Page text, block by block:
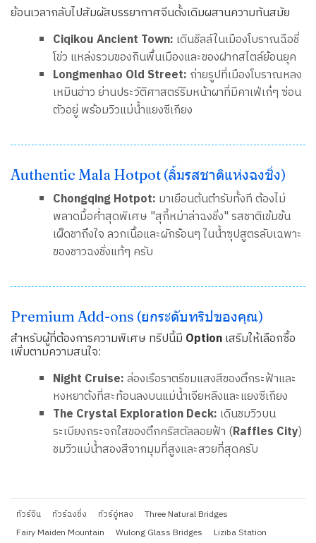
ย้อนเวลากลับไปสัมผัสบรรยากาศจีนดั้งเดิมผสานความทันสมัย
Ciqikou Ancient Town: เดินชิลล์ในเมืองโบราณฉือชี่
โข่ว แหล่งรวมของกินพื้นเมืองและของฝากสไตล์ย้อนยุค
Longmenhao Old Street: ถ่ายรูปที่เมืองโบราณหลง
เหมินฮ่าว ย่านประวัติศาสตร์ริมหน้าผาที่มีคาเฟ่เก๋ๆ ซ่อน
ตัวอยู่ พร้อมวิวแม่น้ำแยงซีเกียง
Authentic Mala Hotpot (ลิ้มรสชาติแห่งฉงชิ่ง)
Chongqing Hotpot: มาเยือนต้นตำรับทั้งที ต้องไม่
พลาดมื้อค่ำสุดพิเศษ "สุกี้หม่าล่าฉงชิ่ง" รสชาติเข้มข้น
เผ็ดชาถึงใจ ลวกเนื้อและผักร้อนๆ ในน้ำซุปสูตรลับเฉพาะ
ของชาวฉงชิ่งแท้ๆ ครับ
Premium Add-ons (ยกระดับทริปของคุณ)
สำหรับผู้ที่ต้องการความพิเศษ ทริปนี้มี Optionเสริมให้เลือกซื้อ
เพิ่มตามความสนใจ:
Night Cruise:ล่องเรือราตรีชมแสงสีของตึกระฟ้าและ
หงหยาต้งที่สะท้อนลงบนแม่น้ำเจียหลิงและแยงซีเกียง
The Crystal Exploration Deck: เดินชมวิวบน
ระเบียงกระจกใสของตึกคริสตัลลอยฟ้า (Raffles City)
ชมวิวแม่น้ำสองสีจากมุมที่สูงและสวยที่สุดครับ
ทัวร์จีน ทัวร์ฉงชิ่ง ทัวร์อู่หลง
Three Natural Bridges
Fairy Maiden Mountain
Wulong Glass Bridges
Liziba Station